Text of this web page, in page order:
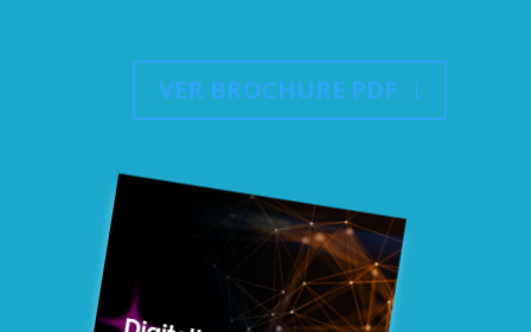
VER BROCHURE PDF